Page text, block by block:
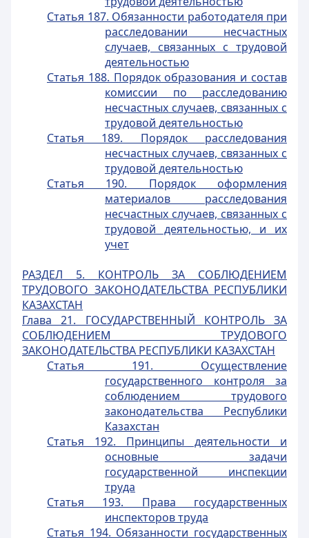
Статья 187. Обязанности работодателя при
расследовании несчастных
случаев, связанных с трудовой
деятельностью
Статья 188. Порядок образования и состав
комиссии по расследованию
несчастных случаев, связанных с
трудовой деятельностью
Статья 189. Порядок расследования
несчастных случаев, связанных с
трудовой деятельностью
Статья 190. Порядок оформления
материалов расследования
несчастных случаев, связанных с
трудовой деятельностью, и их
учет
РАЗДЕЛ 5. КОНТРОЛЬ ЗА СОБЛЮДЕНИЕМ
ТРУДОВОГО ЗАКОНОДАТЕЛЬСТВА РЕСПУБЛИКИ
КАЗАХСТАН
Глава 21. ГОСУДАРСТВЕННЫЙ КОНТРОЛЬ ЗА
СОБЛЮДЕНИЕМ ТРУДОВОГО
ЗАКОНОДАТЕЛЬСТВА РЕСПУБЛИКИ КАЗАХСТАН
Статья 191. Осуществление
государственного контроля за
соблюдением трудового
законодательства Республики
Казахстан
Статья 192. Принципы деятельности и
основные задачи
государственной инспекции
труда
Статья 193. Права государственных
инспекторов труда
Статья 194. Обязанности государственных